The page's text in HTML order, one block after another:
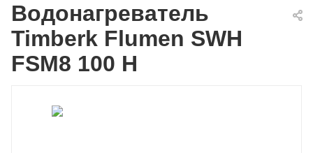
Водонагреватель
Timberk Flumen SWH
FSM8 100 H